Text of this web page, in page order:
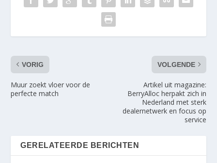
VORIG
Muur zoekt vloer voor de
perfecte match
VOLGENDE
Artikel uit magazine:
BerryAlloc herpakt zich in
Nederland met sterk
dealernetwerk en focus op
service
GERELATEERDE BERICHTEN